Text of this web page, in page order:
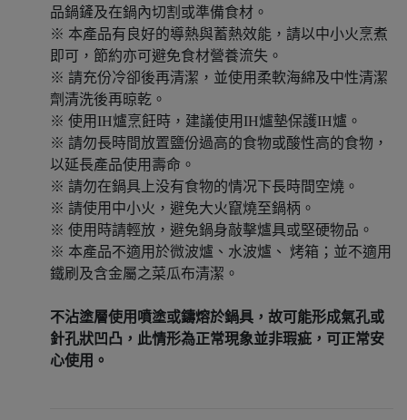
品鍋鏟及在鍋內切割或準備食材。
※ 本產品有良好的導熱與蓄熱效能，請以中小火烹煮
即可，節約亦可避免食材營養流失。
※ 請充份冷卻後再清潔，並使用柔軟海綿及中性清潔
劑清洗後再晾乾。
※ 使用IH爐烹飪時，建議使用IH爐墊保護IH爐。
※ 請勿長時間放置鹽份過高的食物或酸性高的食物，
以延長產品使用壽命。
※ 請勿在鍋具上没有食物的情况下長時間空燒。
※ 請使用中小火，避免大火竄燒至鍋柄。
※ 使用時請輕放，避免鍋身敲擊爐具或堅硬物品。
※ 本產品不適用於微波爐、水波爐、 烤箱；並不適用
鐵刷及含金屬之菜瓜布清潔。
不沾塗層使用噴塗或鑄熔於鍋具，故可能形成氣孔或
針孔狀凹凸，此情形為正常現象並非瑕疵，可正常安
心使用。